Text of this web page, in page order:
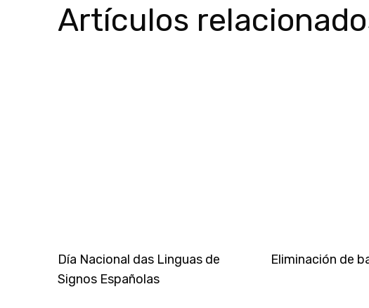
Artículos
Día Nacional das Linguas de
Signos Españolas
Eliminación de